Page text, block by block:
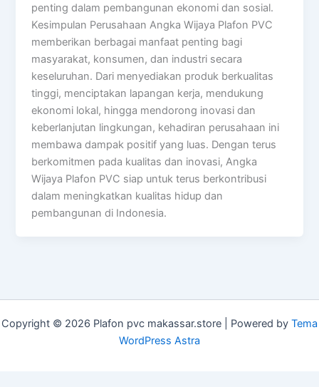
penting dalam pembangunan ekonomi dan sosial.
Kesimpulan Perusahaan Angka Wijaya Plafon PVC
memberikan berbagai manfaat penting bagi
masyarakat, konsumen, dan industri secara
keseluruhan. Dari menyediakan produk berkualitas
tinggi, menciptakan lapangan kerja, mendukung
ekonomi lokal, hingga mendorong inovasi dan
keberlanjutan lingkungan, kehadiran perusahaan ini
membawa dampak positif yang luas. Dengan terus
berkomitmen pada kualitas dan inovasi, Angka
Wijaya Plafon PVC siap untuk terus berkontribusi
dalam meningkatkan kualitas hidup dan
pembangunan di Indonesia.
Copyright © 2026 Plafon pvc makassar.store | Powered by Tema
WordPress Astra